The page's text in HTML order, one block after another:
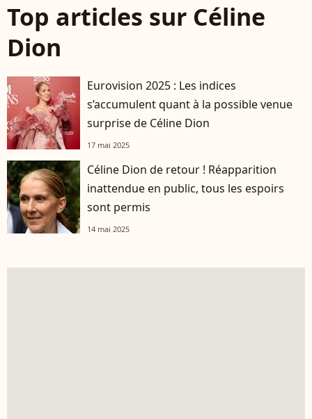
Top articles sur Céline
Dion
Eurovision 2025 : Les indices
s’accumulent quant à la possible venue
surprise de Céline Dion
17 mai 2025
Céline Dion de retour ! Réapparition
inattendue en public, tous les espoirs
sont permis
14 mai 2025